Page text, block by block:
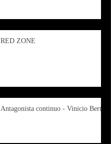
RED ZONE
Antagonista continuo - Vinicio Berti